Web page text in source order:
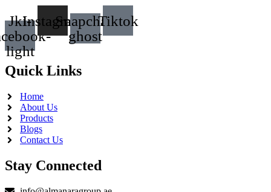
Jki-
light
InstagramSnapchat-
ghost
Tiktok
Quick Links
Home
About Us
Products
Blogs
Contact Us
Stay Connected